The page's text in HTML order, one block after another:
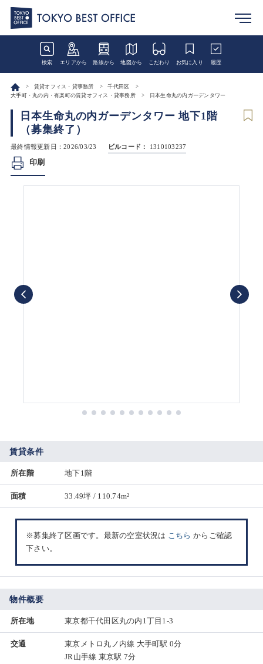
検索 エリアから 路線から 地図から こだわり お気に入り 履歴
賃貸オフィス・貸事務所
千代田区
大手町・丸の内・有楽町の賃貸オフィス・貸事務所
日本生命丸の内ガーデンタワー
日本生命丸の内ガーデンタワー 地下1階
（募集終了）
最終情報更新日：2026/03/23 ビルコード： 1310103237
印刷
賃貸条件
所在階 地下1階
面積 33.49坪 / 110.74m²
※募集終了区画です。最新の空室状況は こちら からご確認
下さい。
物件概要
所在地 東京都千代田区丸の内1丁目1-3
交通
東京メトロ丸ノ内線 大手町駅 0分
JR山手線 東京駅 7分